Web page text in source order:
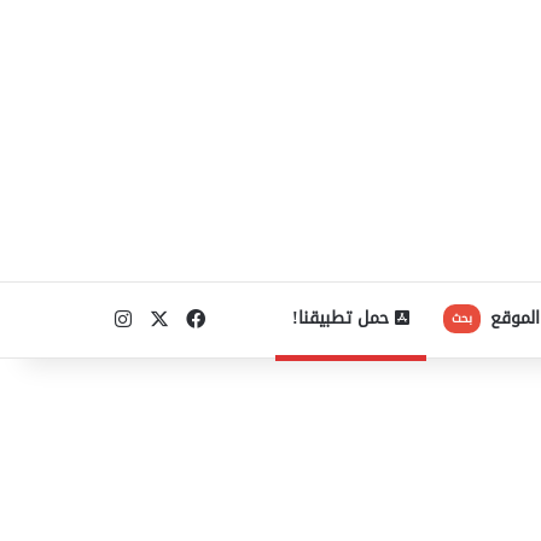
بحث حمل تطبيقنا! فيسبوكانستقرام